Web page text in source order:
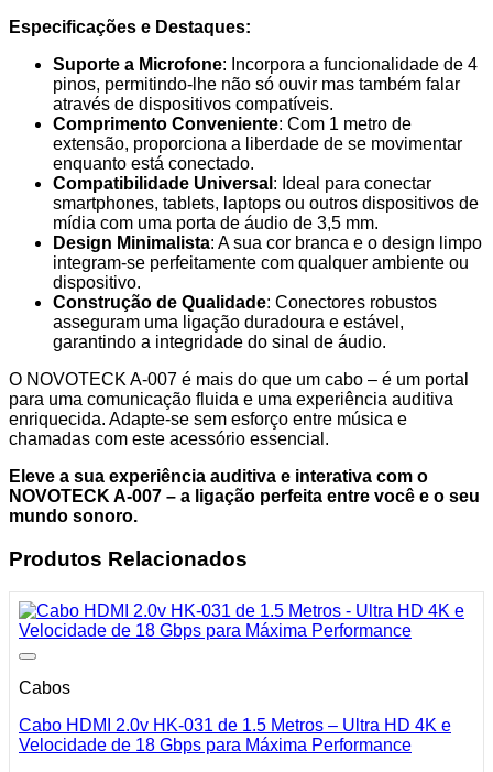
Especificações e Destaques:
Suporte a Microfone: Incorpora a funcionalidade de 4
pinos, permitindo-lhe não só ouvir mas também falar
através de dispositivos compatíveis.
Comprimento Conveniente: Com 1 metro de
extensão, proporciona a liberdade de se movimentar
enquanto está conectado.
Compatibilidade Universal : Ideal para conectar
smartphones, tablets, laptops ou outros dispositivos de
mídia com uma porta de áudio de 3,5 mm.
Design Minimalista: A sua cor branca e o design limpo
integram-se perfeitamente com qualquer ambiente ou
dispositivo.
Construção de Qualidade: Conectores robustos
asseguram uma ligação duradoura e estável,
garantindo a integridade do sinal de áudio.
O NOVOTECK A-007 é mais do que um cabo – é um portal
para uma comunicação fluida e uma experiência auditiva
enriquecida. Adapte-se sem esforço entre música e
chamadas com este acessório essencial.
Eleve a sua experiência auditiva e interativa com o
NOVOTECK A-007 – a ligação perfeita entre você e o seu
mundo sonoro.
Produtos Relacionados
Cabos
Cabo HDMI 2.0v HK-031 de 1.5 Metros – Ultra HD 4K e
Velocidade de 18 Gbps para Máxima Performance